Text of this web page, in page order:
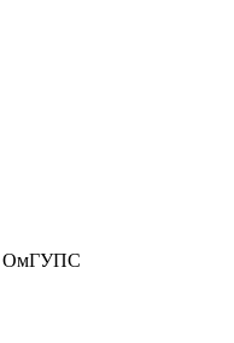
ОмГУПС